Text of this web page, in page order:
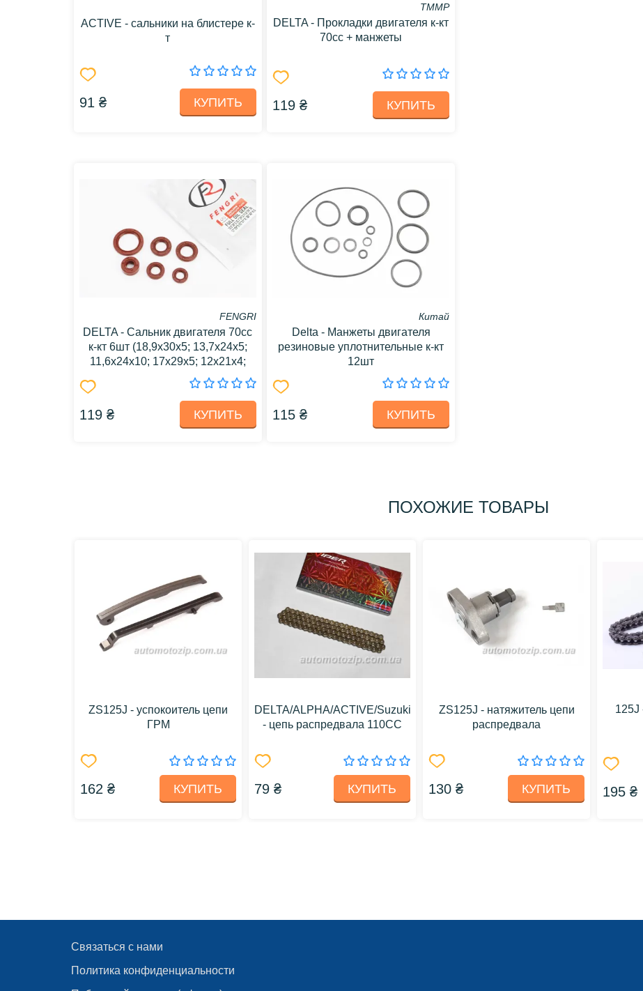
ACTIVE - сальники на блистере к-
т
91 ₴ КУПИТЬ
TMMP
DELTA - Прокладки двигателя к-кт
70cc + манжеты
119 ₴ КУПИТЬ
FENGRI
DELTA - Сальник двигателя 70cc
к-кт 6шт (18,9x30x5; 13,7x24x5;
11,6x24x10; 17x29x5; 12x21x4;
30x42x4,5)
119 ₴ КУПИТЬ
Китай
Delta - Манжеты двигателя
резиновые уплотнительные к-кт
12шт
115 ₴ КУПИТЬ
ПОХОЖИЕ ТОВАРЫ
ZS125J - успокоитель цепи
ГРМ
162 ₴ КУПИТЬ
DELTA/ALPHA/ACTIVE/Suzuki
- цепь распредвала 110CC
79 ₴ КУПИТЬ
ZS125J - натяжитель цепи
распредвала
130 ₴ КУПИТЬ
125J
195 ₴
Связаться с нами
Политика конфиденциальности